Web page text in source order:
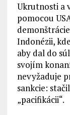
Ukrutnosti a
pomocou
Indonézii,
aby dal do
svojím
nevyžaduje
sankcie:
„pacifikácii“.